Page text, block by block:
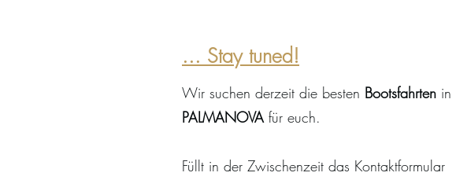
... Stay tuned!
Wir suchen derzeit die besten Bootsfahrten in
PALMANOVA für euch.
Füllt in der Zwischenzeit das Kontaktformular